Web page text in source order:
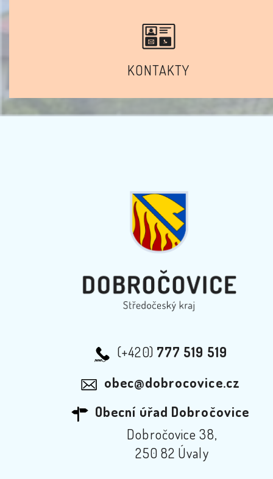
KONTAKTY
(+420) 777 519 519
obec@dobrocovice.cz
Obecní úřad Dobročovice
Dobročovice 38,
250 82 Úvaly